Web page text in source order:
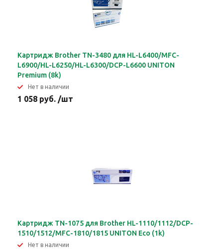
Картридж Brother TN-3480 для HL-L6400/MFC-
L6900/HL-L6250/HL-L6300/DCP-L6600 UNITON
Premium (8k)
Нет в наличии
1 058 руб. /шт
Картридж TN-1075 для Brother HL-1110/1112/DCP-
1510/1512/MFC-1810/1815 UNITON Eco (1k)
Нет в наличии